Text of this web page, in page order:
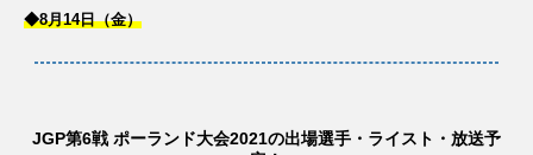
◆8月14日（金）
JGP第6戦 ポーランド大会2021の出場選手・ライスト・放送予